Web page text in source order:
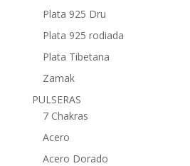
Plata 925 Dru
Plata 925 rodiada
Plata Tibetana
Zamak
PULSERAS
7 Chakras
Acero
Acero Dorado